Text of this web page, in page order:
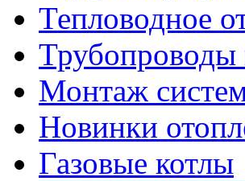
Тепловодное
Монтаж
Новинки
Газовые котлы